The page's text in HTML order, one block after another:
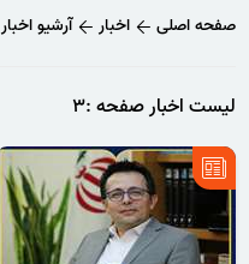
صفحه اصلی اخبار آرشیو اخبار
لیست اخبار صفحه :۳